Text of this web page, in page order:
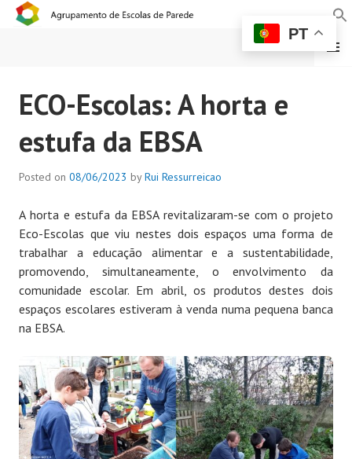
AGRUPAMENTO DE
ESCOLAS DE PAREDE
MENU
ECO-Escolas: A horta e
estufa da EBSA
Posted on 08/06/2023 byRui Ressurreicao
A horta e estufa da EBSA revitalizaram-se com o projeto
Eco-Escolas que viu nestes dois espaços uma forma de
trabalhar a educação alimentar e a sustentabilidade,
promovendo, simultaneamente, o envolvimento da
comunidade escolar. Em abril, os produtos destes dois
espaços escolares estiveram à venda numa pequena banca
na EBSA.
PT